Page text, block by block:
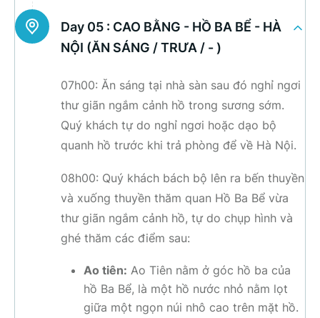
Day 05 : CAO BẰNG - HỒ BA BỂ - HÀ
NỘI (ĂN SÁNG / TRƯA / - )
07h00: Ăn sáng tại nhà sàn sau đó nghỉ ngơi
thư giãn ngắm cảnh hồ trong sương sớm.
Quý khách tự do nghỉ ngơi hoặc dạo bộ
quanh hồ trước khi trả phòng để về Hà Nội.
08h00: Quý khách bách bộ lên ra bến thuyền
và xuống thuyền thăm quan Hồ Ba Bể vừa
thư giãn ngắm cảnh hồ, tự do chụp hình và
ghé thăm các điểm sau:
Ao tiên: Ao Tiên nằm ở góc hồ ba của
hồ Ba Bể, là một hồ nước nhỏ nằm lọt
giữa một ngọn núi nhô cao trên mặt hồ.